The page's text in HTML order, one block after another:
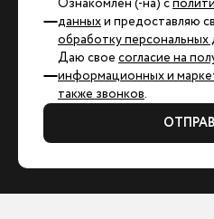
данныхи предоставляю
обработку персональных
Даю свое согласие на
информационных и
также звонков.